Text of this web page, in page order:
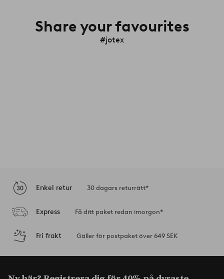
Share your favourites
#jotex
Enkel retur 30 dagars returrätt*
Express Få ditt paket redan imorgon*
Fri frakt Gäller för postpaket över 649 SEK